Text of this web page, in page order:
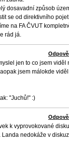
dosavadní způsob
se od direktivního
na FA ČVUT
rád já.
jen to co jsem viděl
jsem málokde viděl
"Juchů!" :)
k vyprovokované
Landa nedokáže v